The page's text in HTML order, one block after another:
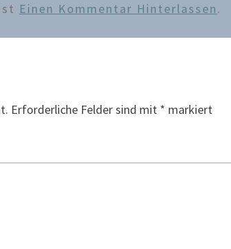
Einen Kommentar Hinterlassen.
Erforderliche Felder sind mit * markiert